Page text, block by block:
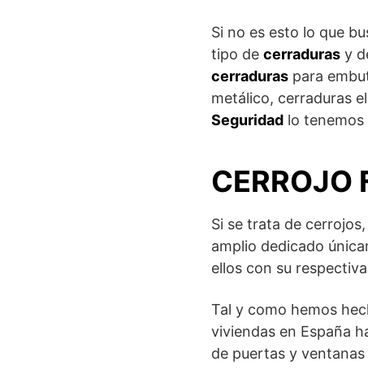
Si no es esto lo que
tipo de cerraduras y
cerraduras para
metálico, cerraduras
Seguridad lo
CERROJO
Si se trata de cerrojos,
amplio dedicado
ellos con su
Tal y como hemos
viviendas en España
de puertas y ventanas